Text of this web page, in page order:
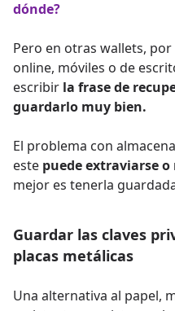
dónde?
Pero en otras wallets,
online, móviles o de
escribir la frase de
guardarlo muy bien.
El problema con
este puede extraviarse o
mejor es tenerla
Guardar las claves
placas metálicas
Una alternativa al papel,